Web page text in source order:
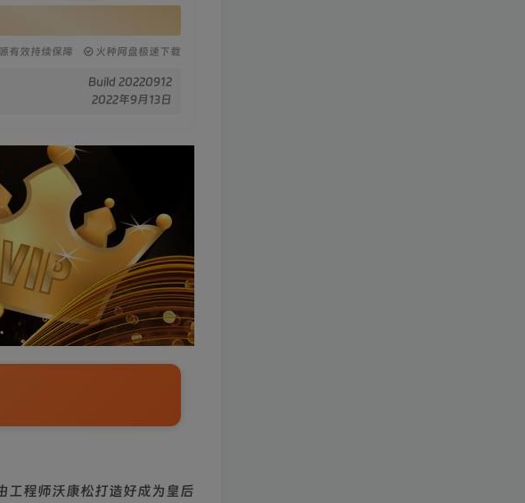
有效持续保障 火种网盘极速下载
Build 20220912
2022年9月13日
工程师沃康松打造好成为皇后